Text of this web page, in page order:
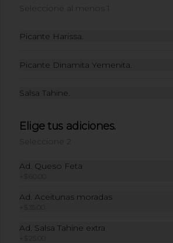
Coca-Cola
Coca-Cola
Coca-Cola Sin
Seleccione al menos 1
Picante Harissa.
Picante Dinamita Yemenita.
Salsa Tahine.
Elige tus adiciones.
Seleccione 2
Ad. Queso Feta
+
Ad. Aceitunas moradas
+
Ad. Salsa Tahine extra
+